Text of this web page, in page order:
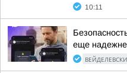
10:11
еще